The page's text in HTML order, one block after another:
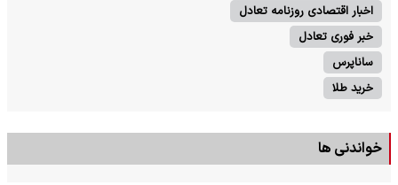
اخبار اقتصادی روزنامه تعادل
خبر فوری تعادل
ساناپرس
خرید طلا
خواندنی ها